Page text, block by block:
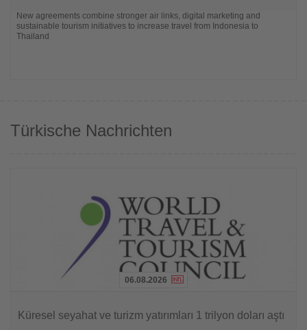
New agreements combine stronger air links, digital marketing and
sustainable tourism initiatives to increase travel from Indonesia to
Thailand
Türkische Nachrichten
die
06.08.2026
Küresel seyahat ve turizm yatırımları 1 trilyon doları aştı